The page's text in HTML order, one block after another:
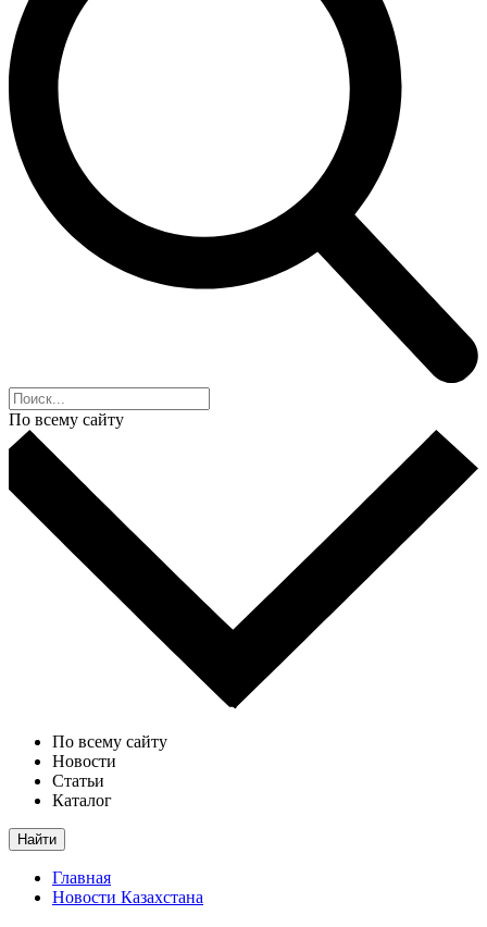
По всему сайту
По всему сайту
Новости
Статьи
Каталог
Найти
Главная
Новости Казахстана